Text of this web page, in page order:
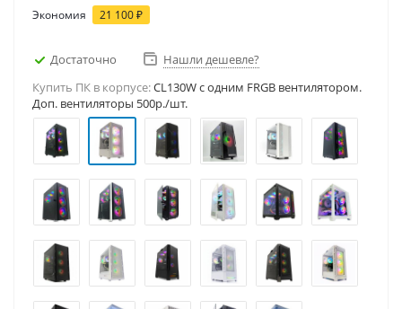
Экономия 21 100₽
Достаточно
Нашли дешевле?
Купить ПК в корпусе:CL130W c одним FRGB вентилятором.
Доп. вентиляторы 500р./шт.